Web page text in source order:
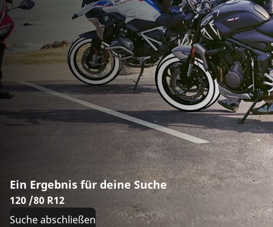
Ein Ergebnis für deine Suche
120 /80 R12
Suche abschließen